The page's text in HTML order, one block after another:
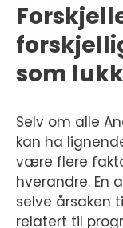
som
Selv om alle
kan ha
være flere
hverandre. En
selve årsaken
relatert til